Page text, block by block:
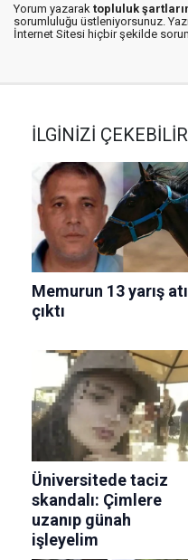
Yorum yazarak topluluk
sorumluluğu üstleniyorsunuz.
İnternet Sitesi hiçbir şekilde